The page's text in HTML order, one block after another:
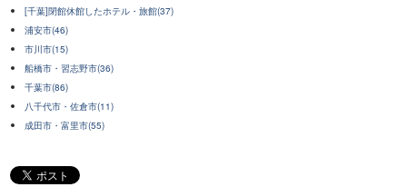
[千葉]閉館休館したホテル・旅館(37)
浦安市(46)
市川市(15)
船橋市・習志野市(36)
千葉市(86)
八千代市・佐倉市(11)
成田市・富里市(55)